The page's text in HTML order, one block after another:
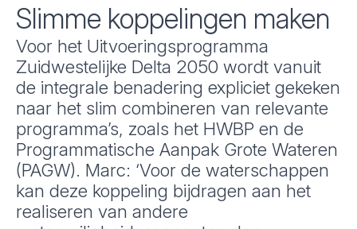
Slimme koppelingen maken
Voor het Uitvoeringsprogramma
Zuidwestelijke Delta 2050 wordt vanuit
de integrale benadering expliciet gekeken
naar het slim combineren van relevante
programma’s, zoals het HWBP en de
Programmatische Aanpak Grote Wateren
(PAGW). Marc: ‘Voor de waterschappen
kan deze koppeling bijdragen aan het
realiseren van andere